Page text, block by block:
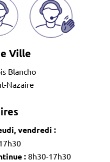
Ville
Blancho
Nazaire
vendredi :
: 8h30-17h30